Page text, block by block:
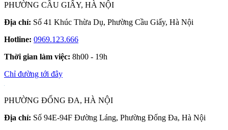
PHƯỜNG CẦU GIẤY, HÀ NỘI
Địa chỉ: Số 41 Khúc Thừa Dụ, Phường Cầu Giấy, Hà Nội
Hotline: 0969.123.666
Thời gian làm việc: 8h00 - 19h
Chỉ đường tới đây
PHƯỜNG ĐỐNG ĐA, HÀ NỘI
Địa chỉ: Số 94E-94F Đường Láng, Phường Đống Đa, Hà Nội